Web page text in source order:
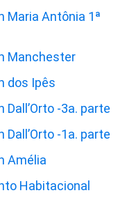
Maria Antônia 1ª
Manchester
dos Ipês
-3a. parte
-1a. parte
Amélia
Habitacional